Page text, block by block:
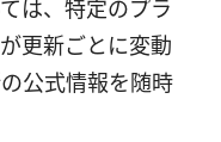
は、特定のプラ
更新ごとに変動
公式情報を随時